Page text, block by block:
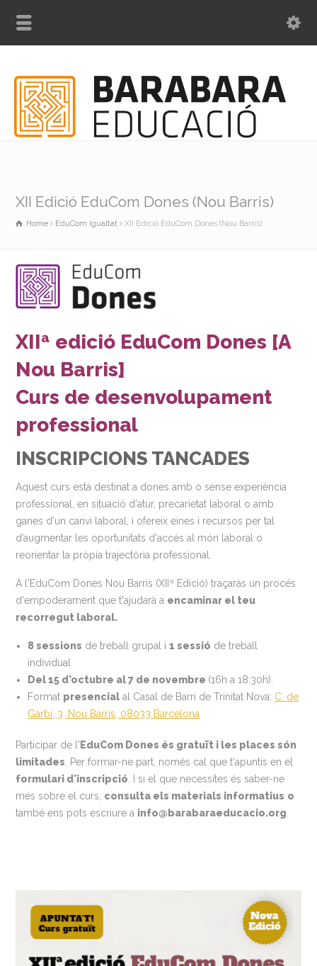
XII Edició EduCom Dones (Nou Barris)
Home EduCom Igualtat XII Edició EduCom Dones (Nou Barris)
XIIª edició EduCom Dones [A
Nou Barris]
Curs de desenvolupament
professional
INSCRIPCIONS TANCADES
Aquest curs està destinat a dones amb o sense experiència
professional, en situació d'atur, precarietat laboral o amb
ganes d'un canvi laboral, i ofereix eines i recursos per tal
d’augmentar les oportunitats d'accés al món laboral o
reorientar la pròpia trajectòria professional.
A l'EduCom Dones Nou Barris (XIIª Edició) traçaràs un procés
d'empoderament que t'ajudarà a encaminar el teu
recorregut laboral.
8 sessions de treball grupal i1 sessió de treball
individual
Del 15 d'octubre al 7 de novembre (16h a 18:30h).
Format presencial al Casal de Barri de Trinitat Nova: C. de
Garbí, 3, Nou Barris, 08033 Barcelona
Participar de l' EduCom Dones és gratuït i les places són
limitades . Per formar-ne part, només cal que t'apuntis en el
formulari d'inscripció . I si el que necessites és saber-ne
més sobre el curs, consulta els materials informatius o
també ens pots escriure a info@barabaraeducacio.org